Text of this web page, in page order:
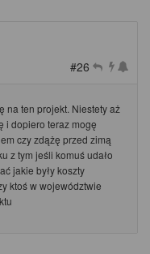
#26
na ten projekt. Niestety aż
i dopiero teraz mogę
czy zdążę przed zimą
z tym jeśli komuś udało
jakie były koszty
ktoś w województwie